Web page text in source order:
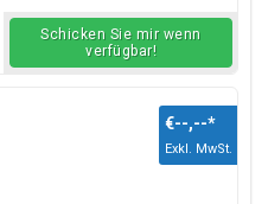
Schicken Sie mir wenn
verfügbar!
€--,--*
Exkl. MwSt.